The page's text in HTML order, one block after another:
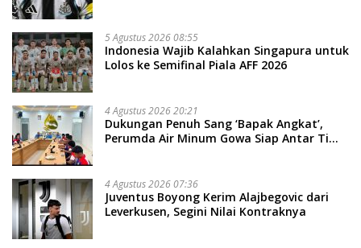
5 Agustus 2026 08:55
Indonesia Wajib Kalahkan Singapura untuk
Lolos ke Semifinal Piala AFF 2026
4 Agustus 2026 20:21
Dukungan Penuh Sang ‘Bapak Angkat’,
Perumda Air Minum Gowa Siap Antar Tim
4 Agustus 2026 07:36
Juventus Boyong Kerim Alajbegovic dari
Leverkusen, Segini Nilai Kontraknya